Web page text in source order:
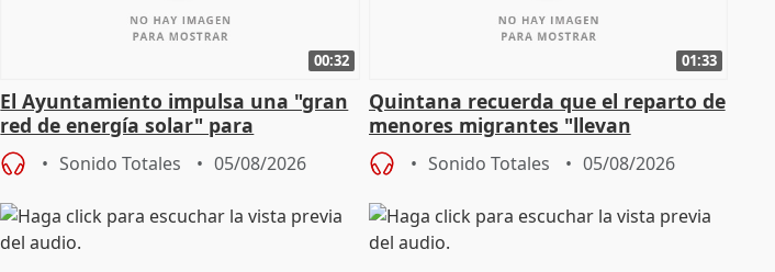
00:32
El Ayuntamiento impulsa una "gran
red de energía solar" para
autoconsumo
Sonido Totales 05/08/2026
01:33
Quintana recuerda que el reparto de
menores migrantes "llevan
aportación del Gobierno" central
Sonido Totales 05/08/2026